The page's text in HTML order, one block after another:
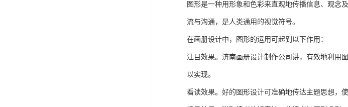
图形是一种用形象和色彩来直观地传播信息、观念
流与沟通，是人类通用的视觉符号。
在画册设计中，图形的运用可起到以下作用：
注目效果。济南画册设计制作公司讲，有效地利用
以实现。
看读效果。好的图形设计可准确地传达主题思想，